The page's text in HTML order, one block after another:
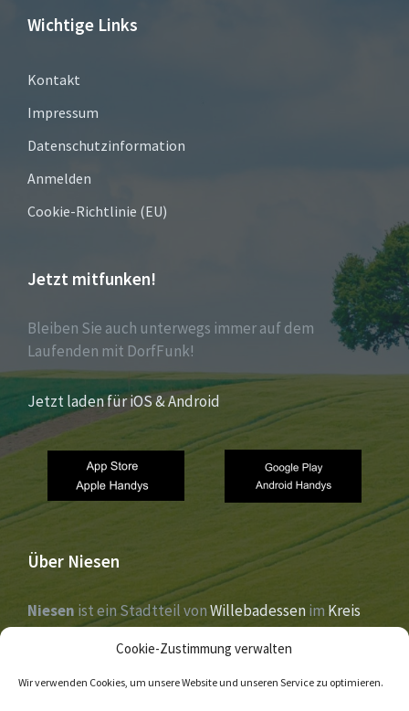
Cookie-Zustimmung verwalten
Wir verwenden Cookies, um unsere Website und unseren Service zu optimieren.
Wichtige Links
Kontakt
Impressum
Datenschutzinformation
Anmelden
Cookie-Richtlinie (EU)
Jetzt mitfunken!
Bleiben Sie auch unterwegs immer auf dem
Laufenden mit DorfFunk!
Jetzt laden für iOS & Android
Über Niesen
Niesen ist ein Stadtteil vonWillebadessenim Kreis
Höxter,Nordrhein-Westfalen. Der Ort liegt im Tal der
und wurde 1273 erstmals urkundlich erwähnt.